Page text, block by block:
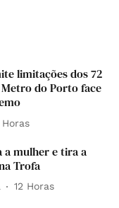
limitações dos 72
do Porto face
Horas
a mulher e tira a
Trofa
12 Horas